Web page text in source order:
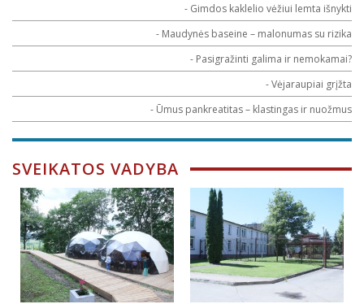
- Gimdos kaklelio vėžiui lemta išnykti
- Maudynės baseine – malonumas su rizika
- Pasigražinti galima ir nemokamai?
- Vėjaraupiai grįžta
- Ūmus pankreatitas – klastingas ir nuožmus
SVEIKATOS VADYBA